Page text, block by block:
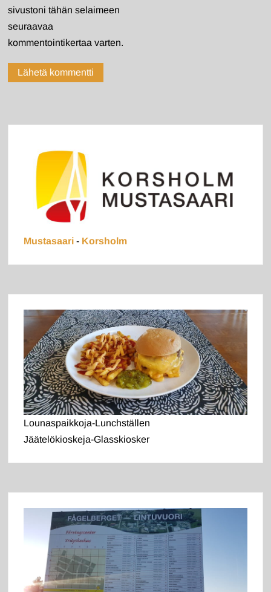
sivustoni tähän selaimeen
seuraavaa
kommentointikertaa varten.
Mustasaari - Korsholm
Lounaspaikkoja-Lunchställen
Jäätelökioskeja-Glasskiosker